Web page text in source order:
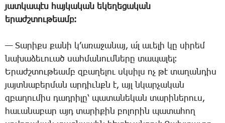
յատ­կա­պէս հայ­կա­կան ե­կե­ղե­ցա­կան
ե­րաժշտու­թեամբ։
— ­Տա­րիքս քա­նի կ­’ա­ռա­ջա­նայ, ա՛լ ա­ւե­լի կը սի­րեմ
նա­խա­ձե­ւո­ւած սահ­մա­նում­նե­րը տա­պա­լել։
Ե­րաժշ­տու­թեամբ զբա­ղե­լու սկսիլս ոչ թէ տա­ղան­դիս
յայտ­նա­բեր­ման ար­դիւնքն է, այլ նկար­չա­կան
զբա­ղու­միս դադ­րի­լը՝ պա­տա­նե­կան տա­րի­նե­րուս,
հա­ւա­նա­բար այդ տա­րի­քին բո­լո­րին պա­տա­հող